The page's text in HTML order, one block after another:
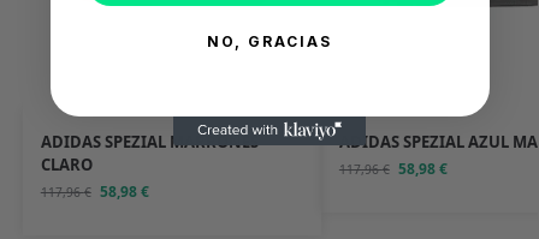
ADIDAS SPEZIAL MARRONES
CLARO
117,96€ 58,98€
ADIDAS SPEZIAL AZUL
117,96€ 58,98€
NO, GRACIAS